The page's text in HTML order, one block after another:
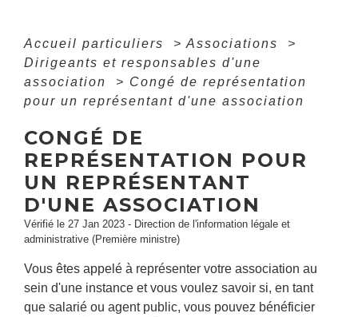
Accueil particuliers > Associations
>
Dirigeants et responsables d'une
association
> Congé de représentation
pour un représentant d'une association
CONGÉ DE
REPRÉSENTATION POUR
UN REPRÉSENTANT
D'UNE ASSOCIATION
Vérifié le 27 Jan 2023 - Direction de l'information légale et
administrative (Première ministre)
Vous êtes appelé à représenter votre association au
sein d'une instance et vous voulez savoir si, en tant
que salarié ou agent public, vous pouvez bénéficier